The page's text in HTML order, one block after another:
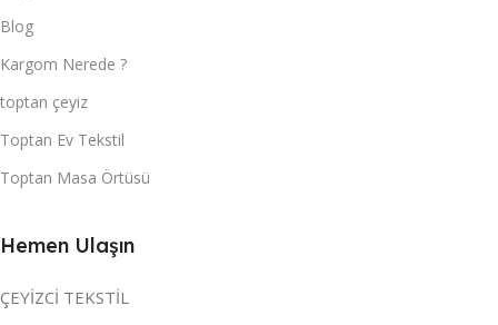
Blog
Kargom Nerede ?
toptan çeyiz
Toptan Ev Tekstil
Toptan Masa Örtüsü
Hemen Ulaşın
ÇEYİZCİ TEKSTİL